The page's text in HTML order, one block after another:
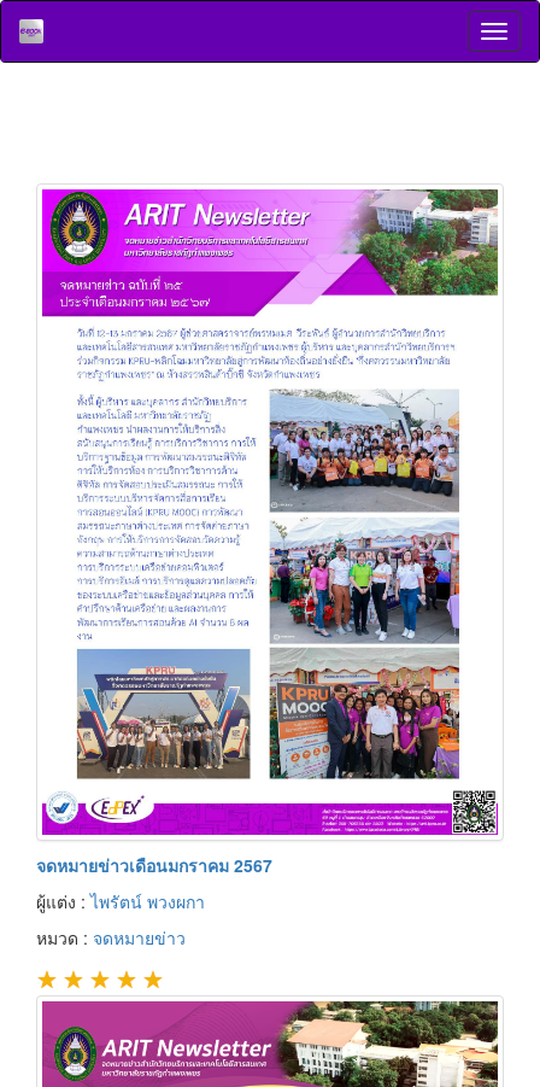
จดหมายข่าวเดือนมกราคม 2567
ผู้แต่ง :ไพรัตน์ พวงผกา
หมวด : จดหมายข่าว
★ ★ ★ ★ ★